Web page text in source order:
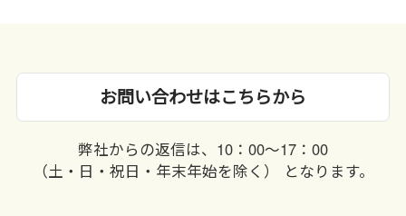
お問い合わせはこちらから
弊社からの返信は、10：00〜17：00
（土・日・祝日・年末年始を除く） となります。